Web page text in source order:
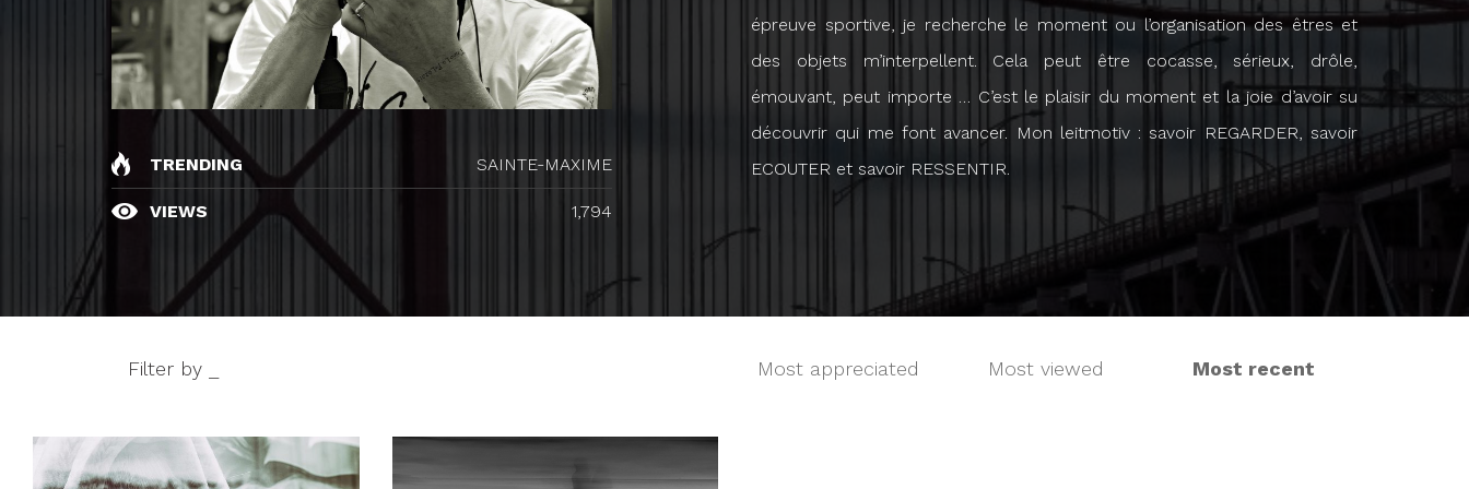
TRENDING SAINTE-MAXIME
VIEWS 1,794
épreuve sportive, je recherche le moment ou l’organisation des êtres et
des objets m’interpellent. Cela peut être cocasse, sérieux, drôle,
émouvant, peut importe … C’est le plaisir du moment et la joie d’avoir su
découvrir qui me font avancer. Mon leitmotiv : savoir REGARDER, savoir
ECOUTER et savoir RESSENTIR.
Filter by _ Most appreciated Most viewed Most recent